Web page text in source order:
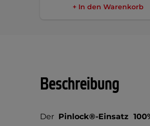
+ In den Warenkorb
Beschreibung
Der Pinlock®-Einsatz